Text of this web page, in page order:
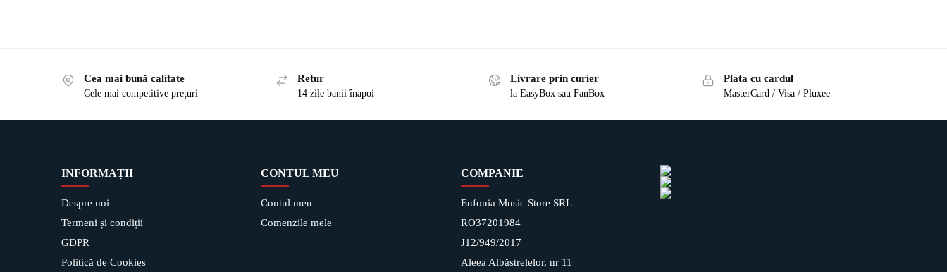
Cea mai bună calitate
Cele mai competitive prețuri
Retur
14 zile banii înapoi
Livrare prin curier
la EasyBox sau FanBox
Plata cu cardul
MasterCard / Visa / Pluxee
INFORMAȚII
Despre noi
Termeni și condiții
GDPR
Politică de Cookies
CONTUL MEU
Contul meu
Comenzile mele
COMPANIE
Eufonia Music Store SRL
RO37201984
J12/949/2017
Aleea Albăstrelelor, nr 11